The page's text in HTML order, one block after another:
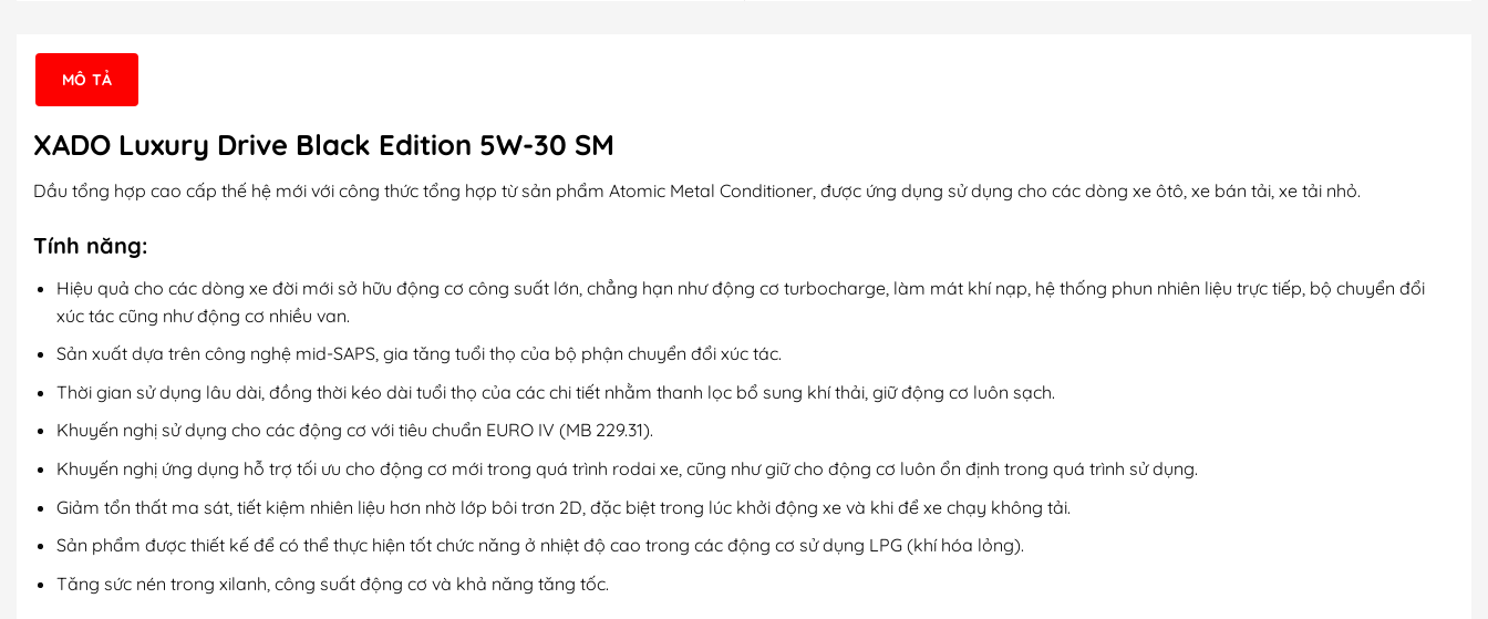
MÔ TẢ
XADO Luxury Drive Black Edition 5W-30 SM
Dầu tổng hợp cao cấp thế hệ mới với công thức tổng hợp từ sản phẩm Atomic Metal Conditioner, được ứng dụng sử dụng cho các dòng xe ôtô, xe bán tải, xe tải nhỏ.
Tính năng:
Hiệu quả cho các dòng xe đời mới sở hữu động cơ công suất lớn, chẳng hạn như động cơ turbocharge, làm mát khí nạp, hệ thống phun nhiên liệu trực tiếp, bộ chuyển đổi
xúc tác cũng như động cơ nhiều van.
Sản xuất dựa trên công nghệ mid-SAPS, gia tăng tuổi thọ của bộ phận chuyển đổi xúc tác.
Thời gian sử dụng lâu dài, đồng thời kéo dài tuổi thọ của các chi tiết nhằm thanh lọc bổ sung khí thải, giữ động cơ luôn sạch.
Khuyến nghị sử dụng cho các động cơ với tiêu chuẩn EURO IV (MB 229.31).
Khuyến nghị ứng dụng hỗ trợ tối ưu cho động cơ mới trong quá trình rodai xe, cũng như giữ cho động cơ luôn ổn định trong quá trình sử dụng.
Giảm tổn thất ma sát, tiết kiệm nhiên liệu hơn nhờ lớp bôi trơn 2D, đặc biệt trong lúc khởi động xe và khi để xe chạy không tải.
Sản phẩm được thiết kế để có thể thực hiện tốt chức năng ở nhiệt độ cao trong các động cơ sử dụng LPG (khí hóa lỏng).
Tăng sức nén trong xilanh, công suất động cơ và khả năng tăng tốc.